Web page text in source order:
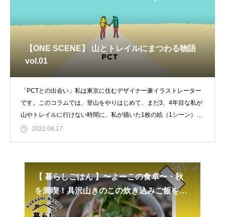
【ONE SCENE】 山とトレイルにまつわる物語
vol.01
「PCTとの出会い」私は東京に住むデザイナー兼イラストレーター
です。このコラムでは、登山をやりはじめて、まだ3、4年目な私が
山やトレイルに行けない時間に、私が描いた1枚の絵（1シーン）と
ともに、そ
2022.06.17
【 暮らしごはん 】〜よーこの食卓〜・秋
を満喫！具沢山きのこの炊き込みご飯をた
べよ〜！！